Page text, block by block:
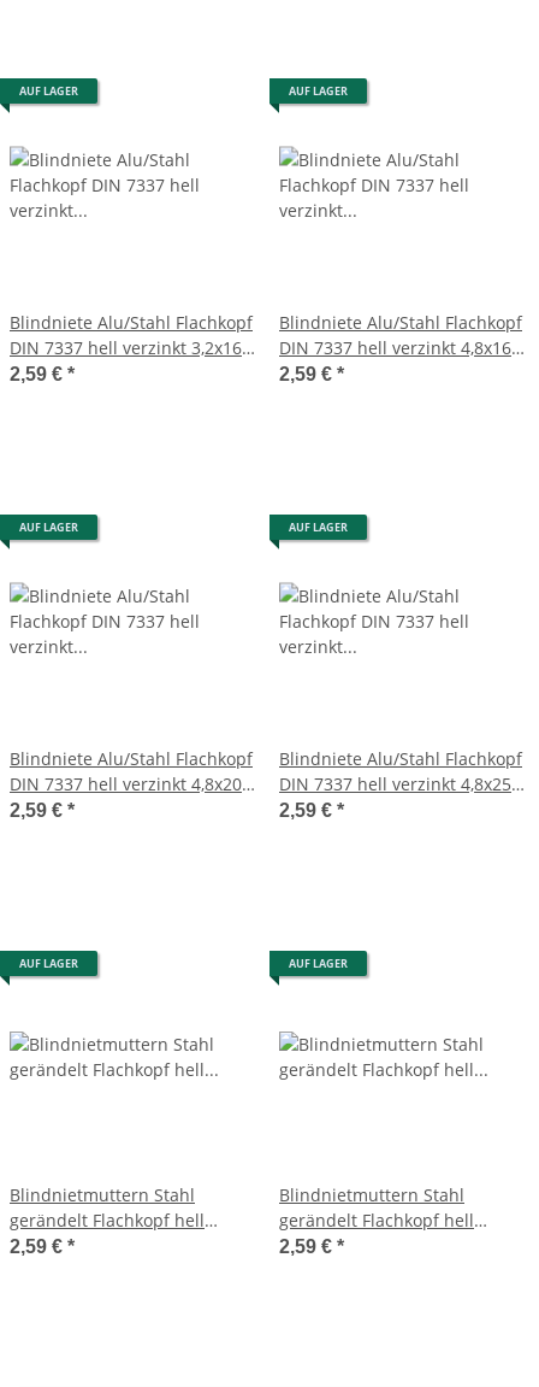
AUF LAGER
Blindniete Alu/Stahl Flachkopf
DIN 7337 hell verzinkt 3,2x16
20 Stück
2,59 € *
AUF LAGER
Blindniete Alu/Stahl Flachkopf
DIN 7337 hell verzinkt 4,8x16
10 Stück
2,59 € *
AUF LAGER
Blindniete Alu/Stahl Flachkopf
DIN 7337 hell verzinkt 4,8x20
10 Stück
2,59 € *
AUF LAGER
Blindniete Alu/Stahl Flachkopf
DIN 7337 hell verzinkt 4,8x25
10 Stück
2,59 € *
AUF LAGER
Blindnietmuttern Stahl
gerändelt Flachkopf hell
verzinkt M10 4 Stück
2,59 € *
AUF LAGER
Blindnietmuttern Stahl
gerändelt Flachkopf hell
verzinkt M5 10 Stück
2,59 € *